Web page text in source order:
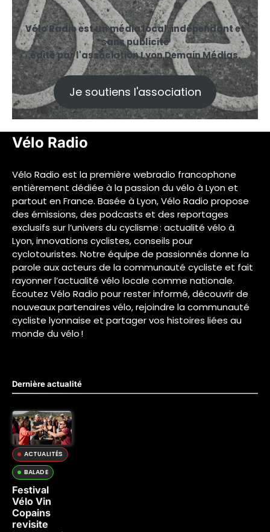
Vélo Radio est un média local, indépendant et
sans publicité
édité par l'association Lyon Demain Médias.
Je soutiens l'association
Vélo Radio
Vélo Radio est la première webradio francophone
entièrement dédiée à la passion du vélo à Lyon et
partout en France. Basée à Lyon, Vélo Radio propose
des émissions, des podcasts et des reportages
exclusifs sur l’univers du cyclisme : actualité vélo à
Lyon, innovations cyclistes, conseils pour
cyclotouristes. Notre équipe de passionnés donne la
parole aux acteurs de la communauté cycliste et fait
rayonner l’actualité vélo locale comme nationale.
Écoutez Vélo Radio pour rester informé, découvrir de
nouveaux partenaires vélo, rejoindre la communauté
cycliste lyonnaise et partager vos histoires liées au
monde du vélo !
Dernière actualité
ACTUALITÉS
BALADE
Festival
Vélo Vin
Copains
revisite